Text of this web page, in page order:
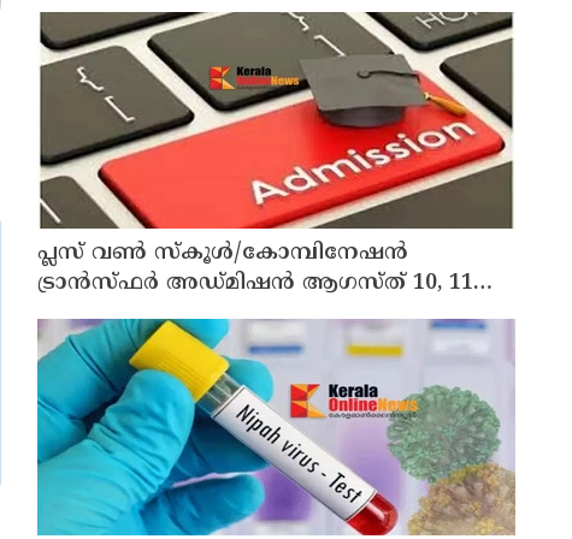
പ്ലസ് വൺ സ്‌കൂൾ/കോമ്പിനേഷൻ
ട്രാൻസ്ഫർ അഡ്മിഷൻ ആഗസ്ത് 10, 11
തീയതികളിൽ